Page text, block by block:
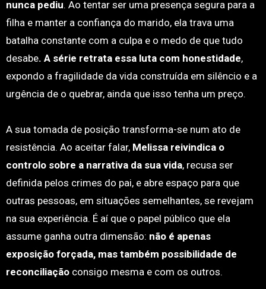
nunca pediu. Ao tentar ser uma presença segura para a
filha e manter a confiança do marido, ela trava uma
batalha constante com a culpa e o medo de que tudo
desabe. A série retrata essa luta com honestidade,
expondo a fragilidade da vida construída em silêncio e a
urgência de o quebrar, ainda que isso tenha um preço.
A sua tomada de posição transforma-se num ato de
resistência. Ao aceitar falar, Melissa reivindica o
controlo sobre a narrativa da sua vida, recusa ser
definida pelos crimes do pai, e abre espaço para que
outras pessoas, em situações semelhantes, se revejam
na sua experiência. É aí que o papel público que ela
assume ganha outra dimensão: não é apenas
exposição forçada, mas também possibilidade de
reconciliaçãoconsigo mesma e com os outros.